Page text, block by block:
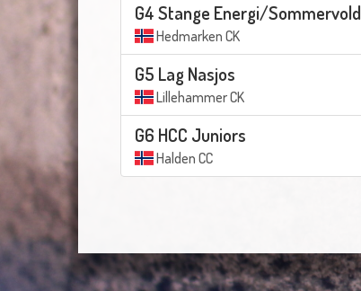
G4 Stange Energi/Sommervold
Hedmarken CK
G5 Lag Nasjos
Lillehammer CK
G6 HCC Juniors
Halden CC